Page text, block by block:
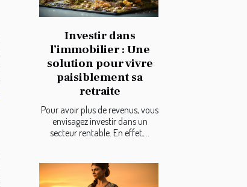
Investir dans
l’immobilier : Une
solution pour vivre
paisiblement sa
retraite
Pour avoir plus de revenus, vous
envisagez investir dans un
secteur rentable. En effet,...